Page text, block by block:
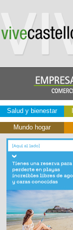
Salud y bienestar
Mundo hogar